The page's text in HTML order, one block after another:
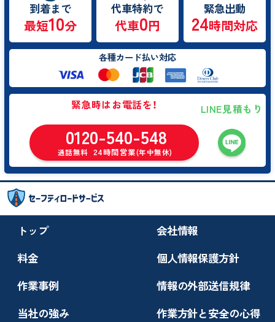
到着まで
最短10分
代車特約で
代車0円
緊急出動
24時間対応
各種カード払い対応
緊急時はお電話を！
0120-540-548
通話無料 24時間営業(年中無休)
LINE見積もり
トップ
料金
作業事例
当社の強み
会社情報
個人情報保護方針
情報の外部送信規律
作業方針と安全の心得